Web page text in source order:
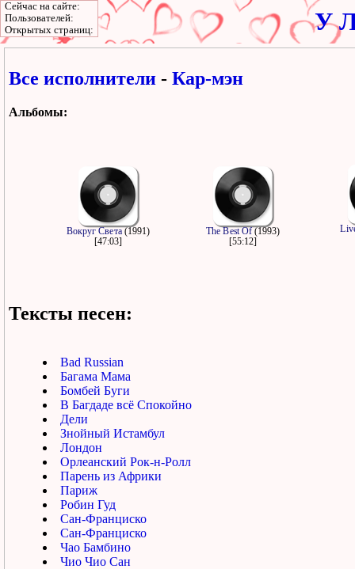
У
Все исполнители - Кар-мэн
Альбомы:
Вокруг Света(1991)
[47:03]
The Best Of(1993)
[55:12]
Тексты песен:
Bad Russian
Багама Мама
Бомбей Буги
В Багдаде всё Спокойно
Дели
Знойный Истамбул
Лондон
Орлеанский Рок-н-Ролл
Парень из Африки
Париж
Робин Гуд
Сан-Франциско
Сан-Франциско
Чао Бамбино
Чио Чио Сан
Сейчас на сайте:
Пользователей:
Открытых страниц: